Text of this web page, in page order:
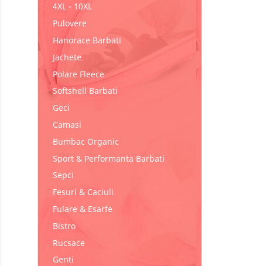
4XL - 10XL
Pulovere
Hanorace Barbati
Jachete
Polare Fleece
Softshell Barbati
Geci
Camasi
Bumbac Organic
Sport & Performanta Barbati
Sepci
Fesuri & Caciuli
Fulare & Esarfe
Bistro
Rucsace
Genti